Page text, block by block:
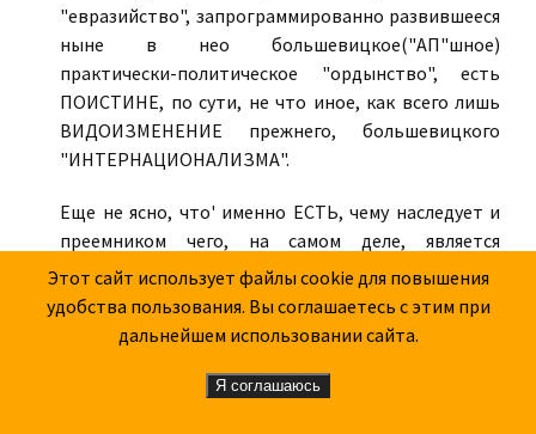
"евразийство", запрограммированно развившееся
ныне в нео большевицкое("АП"шное)
практически-политическое "ордынство", есть
ПОИСТИНЕ, по сути, не что иное, как всего лишь
ВИДОИЗМЕНЕНИЕ прежнего, большевицкого
"ИНТЕРНАЦИОНАЛИЗМА".
Еще не ясно, что' именно ЕСТЬ, чему наследует и
преемником чего, на самом деле, является
"олигархат РФ"?
ВОПРОС ВОПРОСЫЧ
08.02.2026 в 11:09
Чего удивляться то? Это и есть тот самый "русский
Этот сайт использует файлы cookie для повышения
удобства пользования. Вы соглашаетесь с этим при
дальнейшем использовании сайта.
Я соглашаюсь